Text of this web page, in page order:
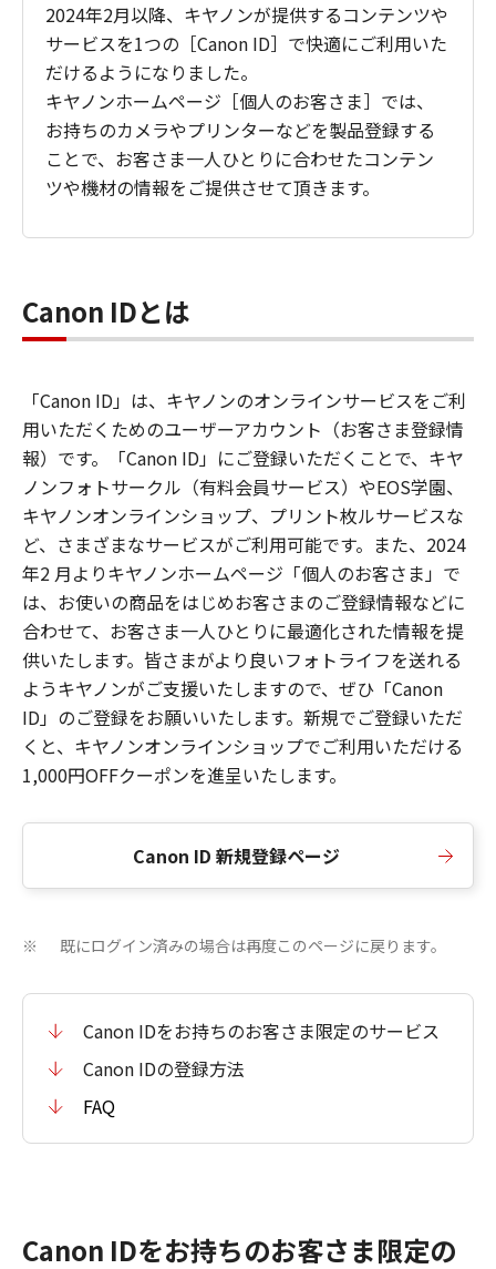
2024年2月以降、キヤノンが提供するコンテンツや
サービスを1つの［Canon ID］で快適にご利用いた
だけるようになりました。
キヤノンホームページ［個人のお客さま］では、
お持ちのカメラやプリンターなどを製品登録する
ことで、お客さま一人ひとりに合わせたコンテン
ツや機材の情報をご提供させて頂きます。
Canon IDとは
「Canon ID」は、キヤノンのオンラインサービスをご利
用いただくためのユーザーアカウント（お客さま登録情
報）です。「Canon ID」にご登録いただくことで、キヤ
ノンフォトサークル（有料会員サービス）やEOS学園、
キヤノンオンラインショップ、プリント枚ルサービスな
ど、さまざまなサービスがご利用可能です。また、2024
年2 月よりキヤノンホームページ「個人のお客さま」で
は、お使いの商品をはじめお客さまのご登録情報などに
合わせて、お客さま一人ひとりに最適化された情報を提
供いたします。皆さまがより良いフォトライフを送れる
ようキヤノンがご支援いたしますので、ぜひ「Canon
ID」のご登録をお願いいたします。新規でご登録いただ
くと、キヤノンオンラインショップでご利用いただける
1,000円OFFクーポンを進呈いたします。
Canon ID 新規登録ページ
※ 既にログイン済みの場合は再度このページに戻ります。
Canon IDをお持ちのお客さま限定のサービス
Canon IDの登録方法
FAQ
Canon IDをお持ちのお客さま限定の